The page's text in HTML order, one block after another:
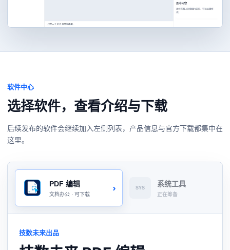
软件中心
选择软件，查看介绍与下载
后续发布的软件会继续加入左侧列表，产品信息与官方下载都集中在
这里。
PDF 编辑
文档办公 · 可下载
› SYS 系统工具
正在筹备
技数未来出品